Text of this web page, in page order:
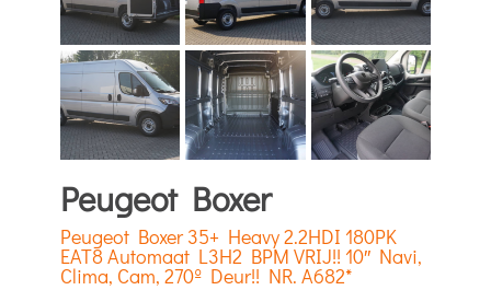
Peugeot Boxer
Peugeot Boxer 35+ Heavy 2.2HDI 180PK
EAT8 Automaat L3H2 BPM VRIJ!! 10″ Navi,
Clima, Cam, 270º Deur!! NR. A682*